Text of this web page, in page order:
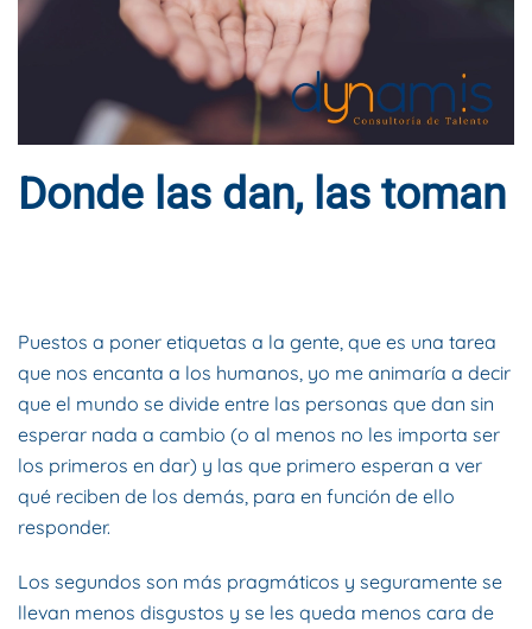
Donde las dan, las toman
Puestos a poner etiquetas a la gente, que es una tarea
que nos encanta a los humanos, yo me animaría a decir
que el mundo se divide entre las personas que dan sin
esperar nada a cambio (o al menos no les importa ser
los primeros en dar) y las que primero esperan a ver
qué reciben de los demás, para en función de ello
responder.
Los segundos son más pragmáticos y seguramente se
llevan menos disgustos y se les queda menos cara de